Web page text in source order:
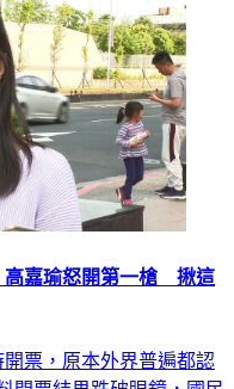
高嘉瑜怒開第一槍 揪這
票，原本外界普遍都認